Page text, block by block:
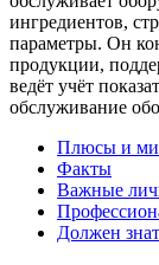
ингредиентов,
параметры. Он
продукции,
ведёт учёт
обслуживание
Плюсы и
Факты
Важные
Должен